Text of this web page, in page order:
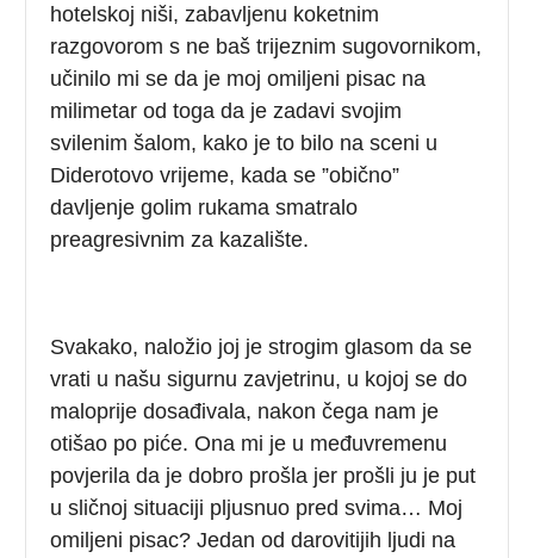
hotelskoj niši, zabavljenu koketnim
razgovorom s ne baš trijeznim sugovornikom,
učinilo mi se da je moj omiljeni pisac na
milimetar od toga da je zadavi svojim
svilenim šalom, kako je to bilo na sceni u
Diderotovo vrijeme, kada se ”obično”
davljenje golim rukama smatralo
preagresivnim za kazalište.
Svakako, naložio joj je strogim glasom da se
vrati u našu sigurnu zavjetrinu, u kojoj se do
maloprije dosađivala, nakon čega nam je
otišao po piće. Ona mi je u međuvremenu
povjerila da je dobro prošla jer prošli ju je put
u sličnoj situaciji pljusnuo pred svima… Moj
omiljeni pisac? Jedan od darovitijih ljudi na